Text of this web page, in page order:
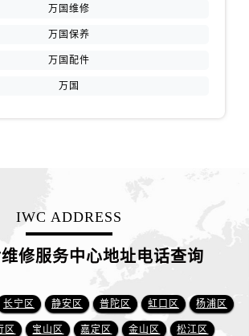
万国维修
万国保养
万国配件
万国
IWC ADDRESS
修服务中心地址电话查询
长宁区 静安区 普陀区 虹口区 杨浦区
区 宝山区 嘉定区 金山区 松江区